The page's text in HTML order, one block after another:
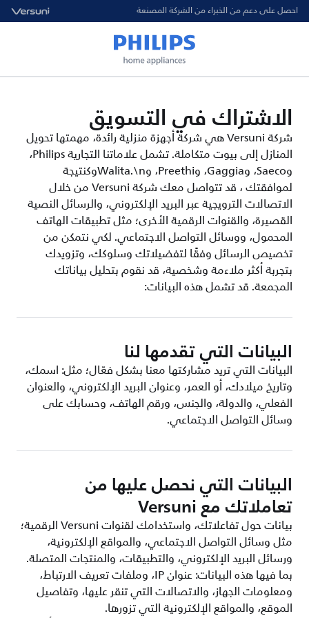
احصل على دعم من الخبراء من الشركة المصنعة
الاشتراك في التسويق
شركة Versuni هي شركة أجهزة منزلية رائدة، مهمتها تحويل
المنازل إلى بيوت متكاملة. تشمل علاماتنا التجارية Philips،
وSaeco، وGaggia، وPreethi‎، وWalita.\nوكنتيجة
لموافقتك ، قد تتواصل معك شركة Versuni من خلال
الاتصالات الترويجية عبر البريد الإلكتروني، والرسائل النصية
القصيرة، والقنوات الرقمية الأخرى؛ مثل تطبيقات الهاتف
المحمول، ووسائل التواصل الاجتماعي. لكي نتمكن من
تخصيص الرسائل وفقًا لتفضيلاتك وسلوكك، وتزويدك
بتجربة أكثر ملاءمة وشخصية، قد نقوم بتحليل بياناتك
المجمعة. قد تشمل هذه البيانات:
البيانات التي تقدمها لنا
البيانات التي تريد مشاركتها معنا بشكل فعّال؛ مثل: اسمك،
وتاريخ ميلادك، أو العمر، وعنوان البريد الإلكتروني، والعنوان
الفعلي، والدولة، والجنس، ورقم الهاتف، وحسابك على
وسائل التواصل الاجتماعي.
البيانات التي نحصل عليها من
تعاملاتك مع Versuni
بيانات حول تفاعلاتك، واستخدامك لقنوات Versuni الرقمية؛
مثل وسائل التواصل الاجتماعي، والمواقع الإلكترونية،
ورسائل البريد الإلكتروني، والتطبيقات، والمنتجات المتصلة.
بما فيها هذه البيانات: عنوان IP، وملفات تعريف الارتباط،
ومعلومات الجهاز، والاتصالات التي تنقر عليها، وتفاصيل
الموقع، والمواقع الإلكترونية التي تزورها.